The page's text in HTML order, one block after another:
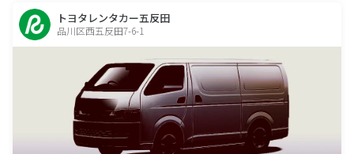
トヨタレンタカー五反田
品川区西五反田7-6-1